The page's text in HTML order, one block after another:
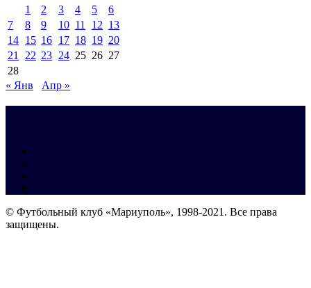
1
2 3 4 5
6
7
8 9 10 11 12 13
14 15 16 17 18 19 20
21
22 23 24 25 26 27
28
« Янв
Апр »
© Футбольный клуб «Мариуполь», 1998-2021. Все права
защищены.